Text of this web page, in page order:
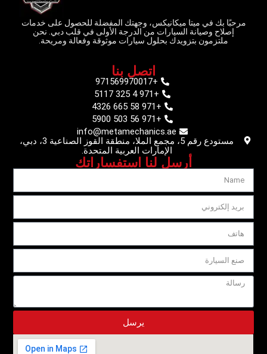
مرحبًا بك في ميتا ميكانيكس، وجهتك المفضلة للحصول على خدمات
إصلاح وصيانة السيارات من الدرجة الأولى في قلب دبي. نحن
ملتزمون بتزويدك بحلول سيارات موثوقة وفعالة ومريحة.
اتصل بنا
+971569970017
+971 4 325 5117
+971 58 665 4326
+971 56 503 5900
info@metamechanics.ae
مستودع رقم 5، مجمع الملا، منطقة القوز الصناعية 3، دبي،
الإمارات العربية المتحدة.
أرسل لنا استفساراتك
يرسل